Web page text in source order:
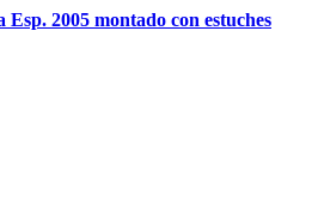
2005 montado con estuches